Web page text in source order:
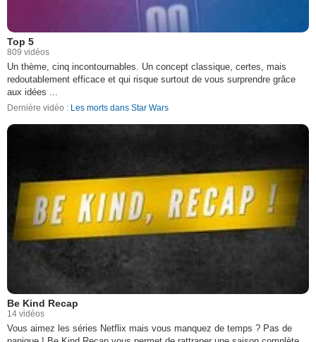
Top 5
809 vidéos
Un thème, cinq incontournables. Un concept classique, certes, mais
redoutablement efficace et qui risque surtout de vous surprendre grâce
aux idées ...
Dernière vidéo : Les morts dans Star Wars
Be Kind Recap
14 vidéos
Vous aimez les séries Netflix mais vous manquez de temps ? Pas de